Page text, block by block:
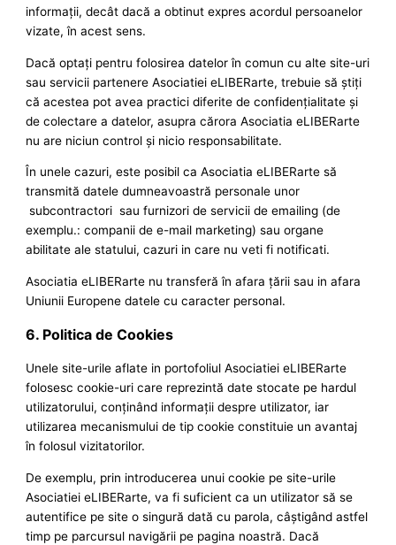
informaţii, decât dacă a obtinut expres acordul persoanelor
vizate, în acest sens.
Dacă optaţi pentru folosirea datelor în comun cu alte site-uri
sau servicii partenere Asociatiei eLIBERarte, trebuie să ştiţi
că acestea pot avea practici diferite de confidenţialitate şi
de colectare a datelor, asupra cărora Asociatia eLIBERarte
nu are niciun control şi nicio responsabilitate.
În unele cazuri, este posibil ca Asociatia eLIBERarte să
transmită datele dumneavoastră personale unor
subcontractori sau furnizori de servicii de emailing (de
exemplu.: companii de e-mail marketing) sau organe
abilitate ale statului, cazuri in care nu veti fi notificati.
Asociatia eLIBERarte nu transferă în afara ţării sau in afara
Uniunii Europene datele cu caracter personal.
6. Politica de Cookies
Unele site-urile aflate in portofoliul Asociatiei eLIBERarte
folosesc cookie-uri care reprezintă date stocate pe hardul
utilizatorului, conţinând informaţii despre utilizator, iar
utilizarea mecanismului de tip cookie constituie un avantaj
în folosul vizitatorilor.
De exemplu, prin introducerea unui cookie pe site-urile
Asociatiei eLIBERarte, va fi suficient ca un utilizator să se
autentifice pe site o singură dată cu parola, câştigând astfel
timp pe parcursul navigării pe pagina noastră. Dacă